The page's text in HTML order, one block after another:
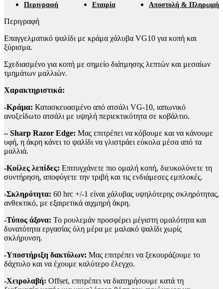
Περιγραφή Εταιρία Αποστολή & Πληρωμή
Περιγραφή
Επαγγελματικό ψαλίδι με κράμα χάλυβα VG10 για κοπή και
ξύρισμα.
Σχεδιασμένο για κοπή με σημείο διάτμησης λεπτών και μεσαίων
τμημάτων μαλλιών.
Χαρακτηριστικά:
-Κράμα: Κατασκευασμένο από ατσάλι VG-10, ιαπωνικό
ανοξείδωτο ατσάλι με υψηλή περιεκτικότητα σε κοβάλτιο.
– Sharp Razor Edge: Μας επιτρέπει να κόβουμε και να κάνουμε
υφή, η άκρη κάνει το ψαλίδι να γλιστράει εύκολα μέσα από τα
μαλλιά.
-Κοίλες λεπίδες: Επιτυγχάνετε πιο ομαλή κοπή, διευκολύνετε τη
συντήρηση, αποφύγετε την τριβή και τις ενδιάμεσες εμπλοκές.
-Σκληρότητα: 60 hrc +/-1 είναι χάλυβας υψηλότερης σκληρότητας,
ανθεκτικό, με εξαιρετικά αιχμηρή άκρη.
-Τύπος άξονα: Το ρουλεμάν προσφέρει μέγιστη ομαλότητα και
δυνατότητα εργασίας όλη μέρα με μαλακό ψαλίδι χωρίς
σκλήρυνση.
-Υποστήριξη δακτύλων: Mας επιτρέπει να ξεκουράζουμε το
δάχτυλο και να έχουμε καλύτερο έλεγχο.
-Χειρολαβή: Offset, επιτρέπει να διατηρήσουμε κατά τη